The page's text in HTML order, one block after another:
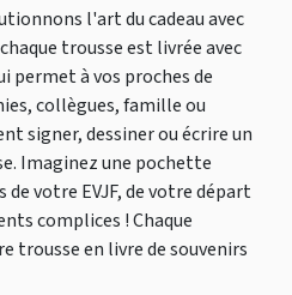
l'art du cadeau avec
trousse est livrée avec
permet à vos proches de
collègues, famille ou
signer, dessiner ou écrire un
Imaginez une pochette
de votre EVJF, de votre départ
complices ! Chaque
trousse en livre de souvenirs